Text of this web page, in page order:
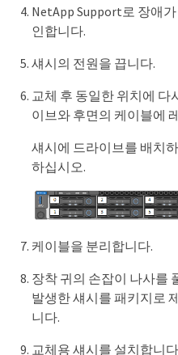
NetApp Support로 장애
인합니다.
섀시의 전원을 끕니다.
교체 후 동일한 위치에 다
이브와 후면의 케이블에
섀시에 드라이브를 배치
하십시오.
케이블을 분리합니다.
장착 귀의 손잡이 나사를
발생한 섀시를 패키지로
니다.
교체용 섀시를 설치합니